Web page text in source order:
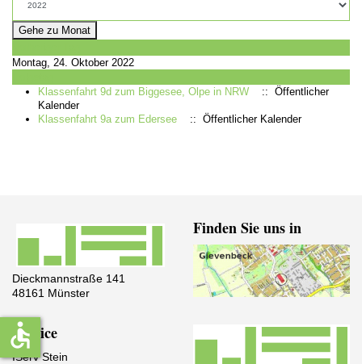
Gehe zu Monat
Montag, 24. Oktober 2022
Klassenfahrt 9d zum Biggesee, Olpe in NRW
:: Öffentlicher
Kalender
Klassenfahrt 9a zum Edersee
:: Öffentlicher Kalender
Dieckmannstraße 141
48161 Münster
Finden Sie uns in
Service
IServ Stein
accessible